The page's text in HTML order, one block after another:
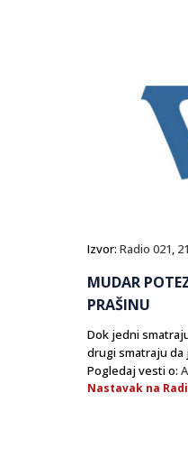
Izvor: Radio 021,
MUDAR
PRAŠINU
Dok jedni
drugi smatraju da
Pogledaj vesti o:
Nastavak na